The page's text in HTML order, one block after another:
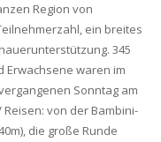
Region von
ein breites
345
Erwachsene waren im
Sonntag am
von der Bambini-
die große Runde